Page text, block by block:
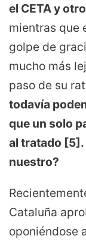
el CETA y
mientras que
golpe de
mucho más
paso de su
todavía
que un solo
al tratado [5].
nuestro?
Cataluña
oponiéndose